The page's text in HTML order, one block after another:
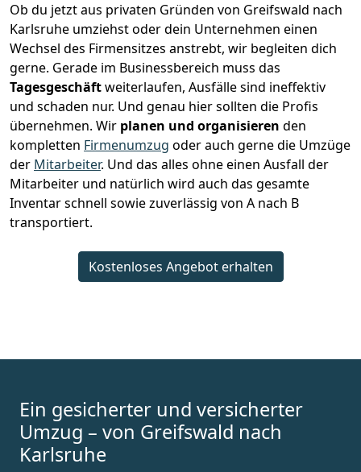
Ob du jetzt aus privaten Gründen von Greifswald nach
Karlsruhe umziehst oder dein Unternehmen einen
Wechsel des Firmensitzes anstrebt, wir begleiten dich
gerne. Gerade im Businessbereich muss das
Tagesgeschäftweiterlaufen, Ausfälle sind ineffektiv
und schaden nur. Und genau hier sollten die Profis
übernehmen. Wir planen und organisieren den
kompletten Firmenumzug oder auch gerne die Umzüge
der Mitarbeiter. Und das alles ohne einen Ausfall der
Mitarbeiter und natürlich wird auch das gesamte
Inventar schnell sowie zuverlässig von A nach B
transportiert.
Kostenloses Angebot erhalten
Ein gesicherter und versicherter
Umzug – von Greifswald nach
Karlsruhe